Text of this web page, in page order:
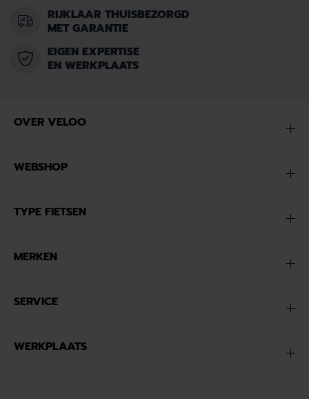
RIJKLAAR THUISBEZORGD
MET GARANTIE
EIGEN EXPERTISE
EN WERKPLAATS
OVER VELOO
WEBSHOP
TYPE FIETSEN
MERKEN
SERVICE
WERKPLAATS